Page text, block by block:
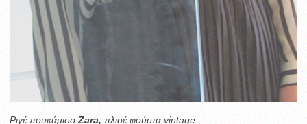
Ριγέ πουκάμισοZara, πλισέ φούστα vintage